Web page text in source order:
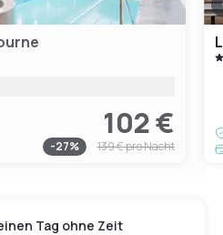
102 €
-27% 139 €pro Nacht
Tag ohne Zeit